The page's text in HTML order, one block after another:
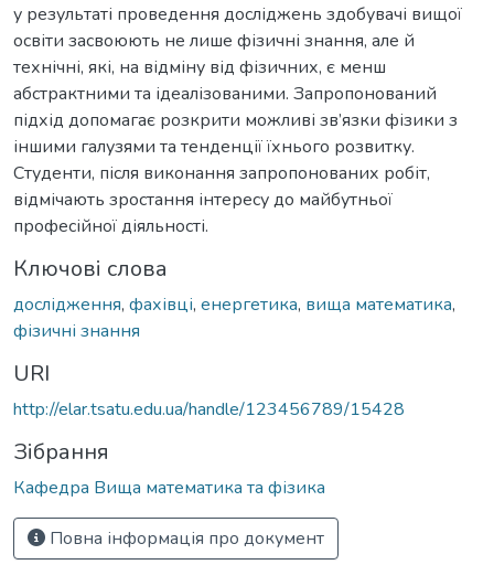
у результаті проведення досліджень здобувачі вищої
освіти засвоюють не лише фізичні знання, але й
технічні, які, на відміну від фізичних, є менш
абстрактними та ідеалізованими. Запропонований
підхід допомагає розкрити можливі зв’язки фізики з
іншими галузями та тенденції їхнього розвитку.
Студенти, після виконання запропонованих робіт,
відмічають зростання інтересу до майбутньої
професійної діяльності.
Ключові слова
дослідження, фахівці, енергетика, вища математика,
фізичні знання
URI
http://elar.tsatu.edu.ua/handle/123456789/15428
Зібрання
Кафедра Вища математика та фізика
Повна інформація про документ